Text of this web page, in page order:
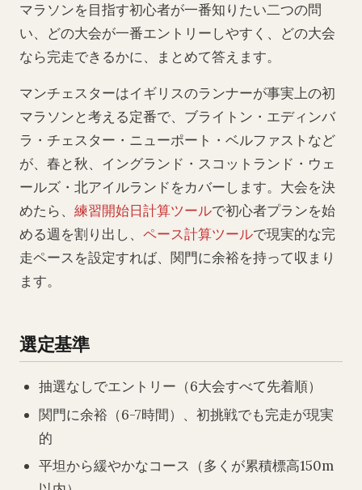
マラソンを目指す初心者が一番知りたい二つの問
い、どの大会が一番エントリーしやすく、どの大会
なら完走できるかに、まとめて答えます。
マンチェスターはイギリスのランナーが事実上の初
マラソンと考える定番で、ブライトン・エディンバ
ラ・チェスター・ニューポート・ベルファストなど
が、春と秋、イングランド・スコットランド・ウェ
ールズ・北アイルランドをカバーします。大会を決
めたら、 練習開始日計算ツールで初心者プランを始
める週を割り出し、 ペース計算ツールで現実的な完
走ペースを設定すれば、関門に余裕を持って収まり
ます。
選定基準
抽選なしでエントリー（6大会すべて先着順）
関門に余裕（6-7時間）、初挑戦でも完走が現実
的
平坦から緩やかなコース（多くが累積標高150m